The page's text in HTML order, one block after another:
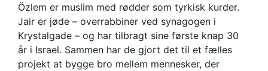
Özlem er muslim med rødder som tyrkisk kurder.
Jair er jøde – overrabbiner ved synagogen i
Krystalgade – og har tilbragt sine første knap 30
år i Israel. Sammen har de gjort det til et fælles
projekt at bygge bro mellem mennesker, der